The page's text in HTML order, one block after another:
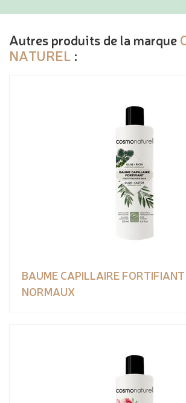
Autres produits de la marque
NATUREL :
BAUME CAPILLAIRE
NORMAUX